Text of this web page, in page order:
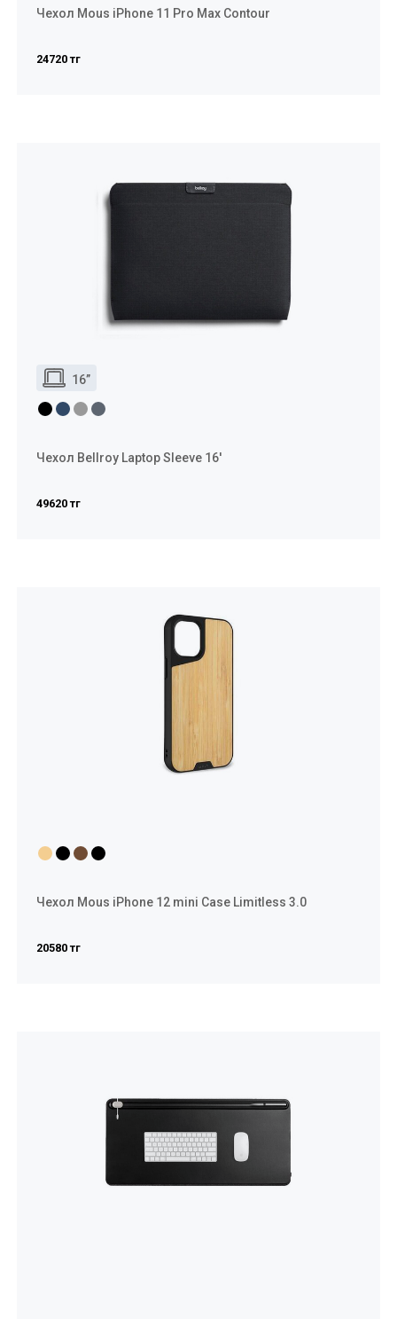
Чехол Mous iPhone 11 Pro Max Contour
24720 тг
16”
Чехол Bellroy Laptop Sleeve 16'
49620 тг
Чехол Mous iPhone 12 mini Case Limitless 3.0
20580 тг